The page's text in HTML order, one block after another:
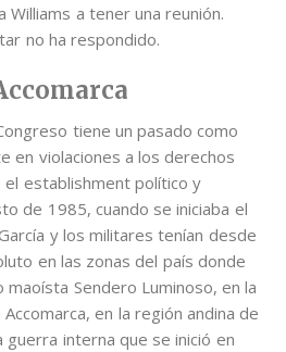
Williams a tener una reunión.
no ha respondido.
tiene un pasado como
en violaciones a los derechos
el establishment político y
de 1985, cuando se iniciaba el
y los militares tenían desde
en las zonas del país donde
Sendero Luminoso, en la
en la región andina de
guerra interna que se inició en